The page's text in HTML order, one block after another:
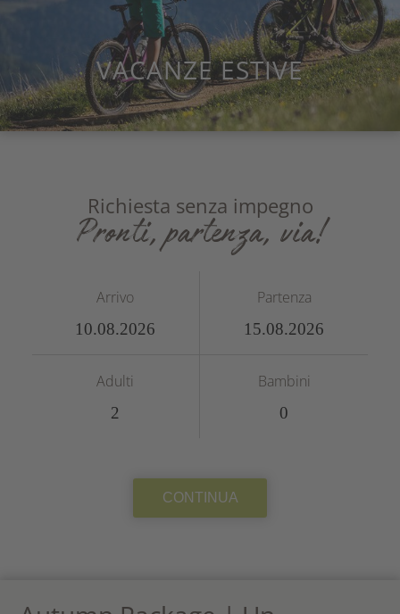
VACANZE ESTIVE
Richiesta senza impegno
Pronti, partenza, via!
Arrivo Partenza
Adulti Bambini
CONTINUA